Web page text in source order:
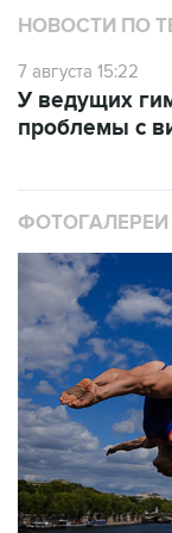
7 августа 15:22
проблемы с
10